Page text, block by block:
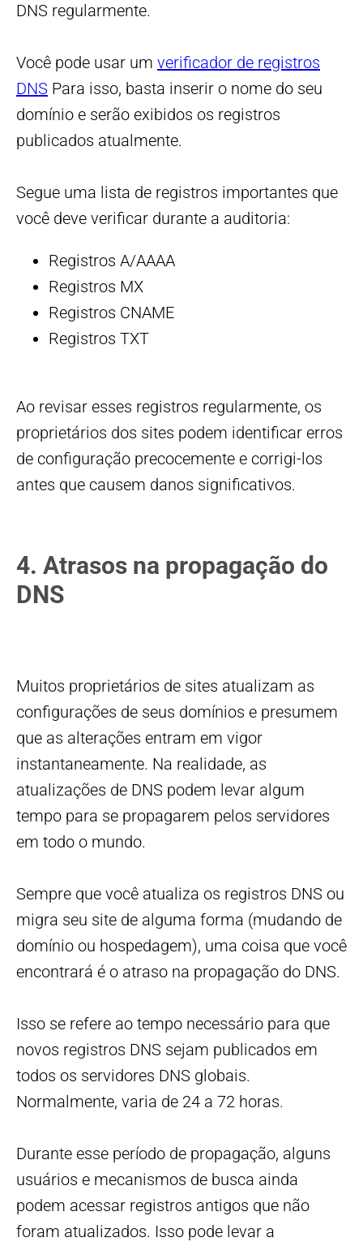
DNS regularmente.
Você pode usar um verificador de registros
DNS Para isso, basta inserir o nome do seu
domínio e serão exibidos os registros
publicados atualmente.
Segue uma lista de registros importantes que
você deve verificar durante a auditoria:
Registros A/AAAA
Registros MX
Registros CNAME
Registros TXT
Ao revisar esses registros regularmente, os
proprietários dos sites podem identificar erros
de configuração precocemente e corrigi-los
antes que causem danos significativos.
4. Atrasos na propagação do
DNS
Muitos proprietários de sites atualizam as
configurações de seus domínios e presumem
que as alterações entram em vigor
instantaneamente. Na realidade, as
atualizações de DNS podem levar algum
tempo para se propagarem pelos servidores
em todo o mundo.
Sempre que você atualiza os registros DNS ou
migra seu site de alguma forma (mudando de
domínio ou hospedagem), uma coisa que você
encontrará é o atraso na propagação do DNS.
Isso se refere ao tempo necessário para que
novos registros DNS sejam publicados em
todos os servidores DNS globais.
Normalmente, varia de 24 a 72 horas.
Durante esse período de propagação, alguns
usuários e mecanismos de busca ainda
podem acessar registros antigos que não
foram atualizados. Isso pode levar a